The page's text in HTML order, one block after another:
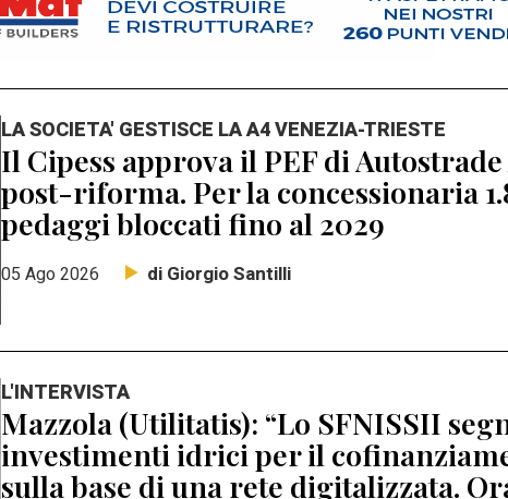
LA SOCIETA' GESTISCE LA A4 VENEZIA-TRIESTE
Il Cipess approva il PEF di
post-riforma. Per la concessionaria
pedaggi bloccati fino al 2029
05 Ago 2026 di Giorgio Santilli
L'INTERVISTA
Mazzola (Utilitatis): “Lo SFNISSII
investimenti idrici per il
sulla base di una rete digitalizzata.